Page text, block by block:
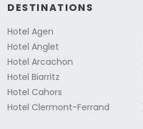
DESTINATIONS
Hotel Agen
Hotel Anglet
Hotel Arcachon
Hotel Biarritz
Hotel Cahors
Hotel Clermont-Ferrand